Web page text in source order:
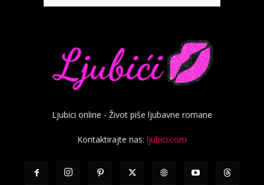
Ljubici online - Život piše ljubavne romane
Kontaktirajte nas: ljubici.com